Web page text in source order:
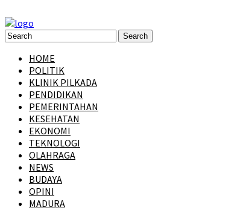
HOME
POLITIK
KLINIK PILKADA
PENDIDIKAN
PEMERINTAHAN
KESEHATAN
EKONOMI
TEKNOLOGI
OLAHRAGA
NEWS
BUDAYA
OPINI
MADURA